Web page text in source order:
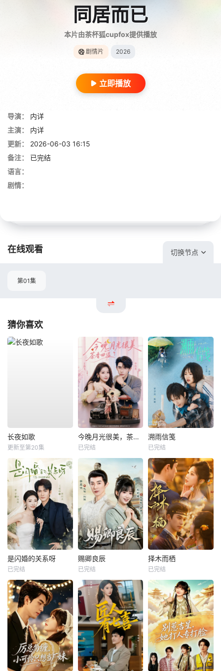
同居而已
本片由茶杯狐cupfox提供播放
剧情片 2026
立即播放
导演：
内详
主演：
内详
更新：
2026-06-03 16:15
备注：
已完结
语言：
剧情：
在线观看 切换节点
第01集
猜你喜欢
长夜如歌
更新至第20集
今晚月光很美，茶香四溢
已完结
溯雨信笺
已完结
是闪婚的关系呀
已完结
赐卿良辰
已完结
择木而栖
已完结